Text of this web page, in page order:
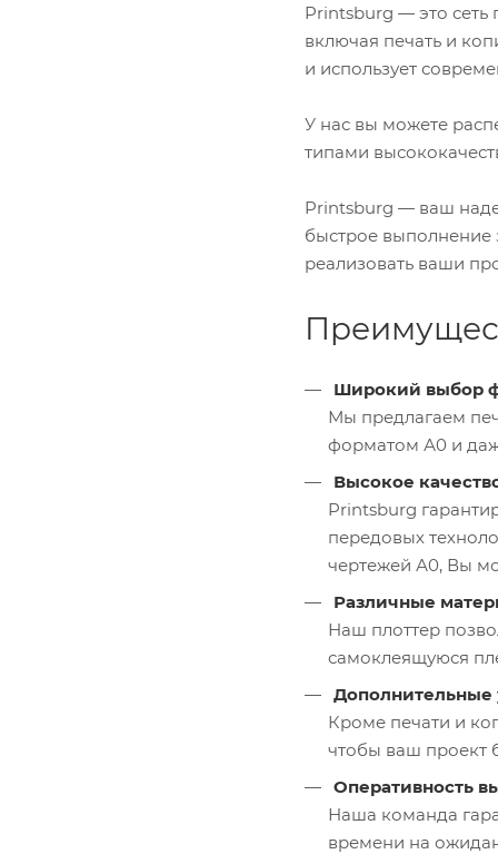
Printsburg — это сеть
включая печать и
и использует
У нас вы можете
типами
Printsburg — ваш
быстрое выполнение
реализовать ваши
Широкий выбор
Мы предлагаем
форматом А0 и
Высокое
Printsburg
передовых
чертежей А0, Вы
Различные
Наш плоттер
самоклеящуюся
Дополнительные
Кроме печати и
чтобы ваш проект
Оперативность
Наша команда
времени на